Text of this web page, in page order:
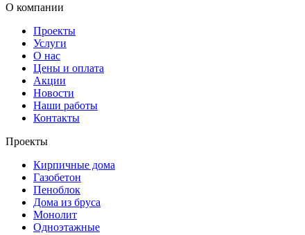
О компании
Проекты
Услуги
О нас
Цены и оплата
Акции
Новости
Наши работы
Контакты
Проекты
Кирпичные дома
Газобетон
Пеноблок
Дома из бруса
Монолит
Одноэтажные